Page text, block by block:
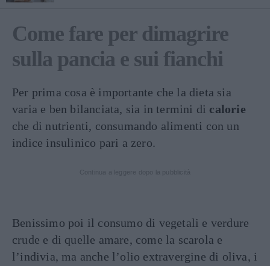
Come fare per dimagrire
sulla pancia e sui fianchi
Per prima cosa è importante che la dieta sia
varia e ben bilanciata, sia in termini di calorie
che di nutrienti, consumando alimenti con un
indice insulinico pari a zero.
Benissimo poi il consumo di vegetali e verdure
crude e di quelle amare, come la scarola e
l’indivia, ma anche l’olio extravergine di oliva, i